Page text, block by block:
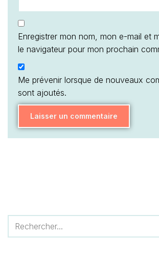
Enregistrer mon nom, mon e-mail et
le navigateur pour mon prochain
Me prévenir lorsque de nouveaux
sont ajoutés.